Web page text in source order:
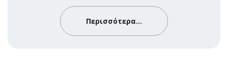
Περισσότερα...